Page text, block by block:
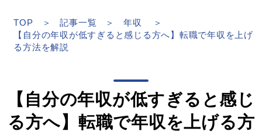
TOP 記事一覧
年収
【自分の年収が低すぎると感じる方へ】転職で年収を上げ
る方法を解説
【自分の年収が低すぎると感じ
る方へ】転職で年収を上げる方